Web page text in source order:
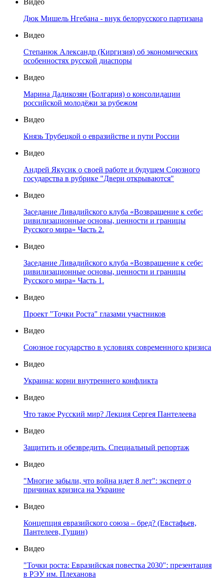
Видео
Дюк Мишель Нгебана - внук белорусского партизана
Видео
Степанюк Александр (Киргизия) об экономических
особенностях русской диаспоры
Видео
Марина Дадикозян (Болгария) о консолидации
российской молодёжи за рубежом
Видео
Князь Трубецкой о евразийстве и пути России
Видео
Андрей Якусик о своей работе и будущем Союзного
государства в рубрике "Двери открываются"
Видео
Заседание Ливадийского клуба «Возвращение к себе:
цивилизационные основы, ценности и границы
Русского мира» Часть 2.
Видео
Заседание Ливадийского клуба «Возвращение к себе:
цивилизационные основы, ценности и границы
Русского мира» Часть 1.
Видео
Проект "Точки Роста" глазами участников
Видео
Союзное государство в условиях современного кризиса
Видео
Украина: корни внутреннего конфликта
Видео
Что такое Русский мир? Лекция Сергея Пантелеева
Видео
Защитить и обезвредить. Специальный репортаж
Видео
"Многие забыли, что война идет 8 лет": эксперт о
причинах кризиса на Украине
Видео
Концепция евразийского союза – бред? (Евстафьев,
Пантелеев, Гущин)
Видео
"Точки роста: Евразийская повестка 2030": презентация
в РЭУ им. Плеханова